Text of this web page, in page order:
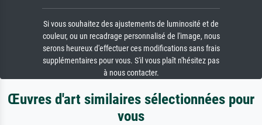
Si vous souhaitez des ajustements de luminosité et de
couleur, ou un recadrage personnalisé de l'image, nous
serons heureux d'effectuer ces modifications sans frais
supplémentaires pour vous. S'il vous plaît n'hésitez pas
à nous contacter.
Œuvres d'art similaires sélectionnées pour
vous